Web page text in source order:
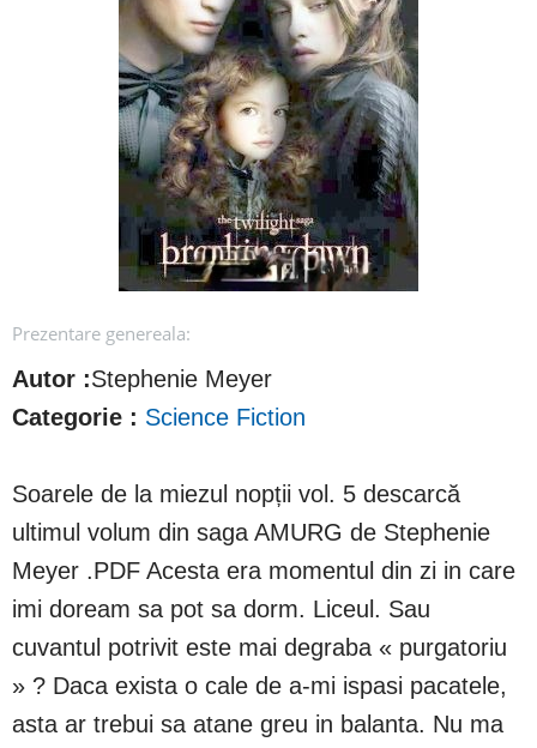
Prezentare genereala:
Autor :Stephenie Meyer
Categorie : Science Fiction
Soarele de la miezul nopții vol. 5 descarcă
ultimul volum din saga AMURG de Stephenie
Meyer .PDF Acesta era momentul din zi in care
imi doream sa pot sa dorm. Liceul. Sau
cuvantul potrivit este mai degraba « purgatoriu
» ? Daca exista o cale de a-mi ispasi pacatele,
asta ar trebui sa atane greu in balanta. Nu ma